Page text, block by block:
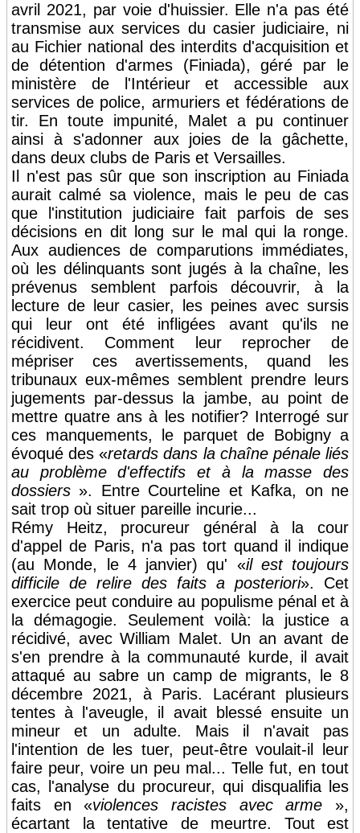
avril 2021, par voie d'huissier. Elle n'a pas été
transmise aux services du casier judiciaire, ni
au Fichier national des interdits d'acquisition et
de détention d'armes (Finiada), géré par le
ministère de l'Intérieur et accessible aux
services de police, armuriers et fédérations de
tir. En toute impunité, Malet a pu continuer
ainsi à s'adonner aux joies de la gâchette,
dans deux clubs de Paris et Versailles.
Il n'est pas sûr que son inscription au Finiada
aurait calmé sa violence, mais le peu de cas
que l'institution judiciaire fait parfois de ses
décisions en dit long sur le mal qui la ronge.
Aux audiences de comparutions immédiates,
où les délinquants sont jugés à la chaîne, les
prévenus semblent parfois découvrir, à la
lecture de leur casier, les peines avec sursis
qui leur ont été infligées avant qu'ils ne
récidivent. Comment leur reprocher de
mépriser ces avertissements, quand les
tribunaux eux-mêmes semblent prendre leurs
jugements par-dessus la jambe, au point de
mettre quatre ans à les notifier? Interrogé sur
ces manquements, le parquet de Bobigny a
évoqué des «retards dans la chaîne pénale liés
au problème d'effectifs et à la masse des
dossiers ». Entre Courteline et Kafka, on ne
sait trop où situer pareille incurie...
Rémy Heitz, procureur général à la cour
d'appel de Paris, n'a pas tort quand il indique
(au Monde, le 4 janvier) qu' «il est toujours
difficile de relire des faits a posteriori». Cet
exercice peut conduire au populisme pénal et à
la démagogie. Seulement voilà: la justice a
récidivé, avec William Malet. Un an avant de
s'en prendre à la communauté kurde, il avait
attaqué au sabre un camp de migrants, le 8
décembre 2021, à Paris. Lacérant plusieurs
tentes à l'aveugle, il avait blessé ensuite un
mineur et un adulte. Mais il n'avait pas
l'intention de les tuer, peut-être voulait-il leur
faire peur, voire un peu mal... Telle fut, en tout
cas, l'analyse du procureur, qui disqualifia les
faits en «violences racistes avec arme »,
écartant la tentative de meurtre. Tout est